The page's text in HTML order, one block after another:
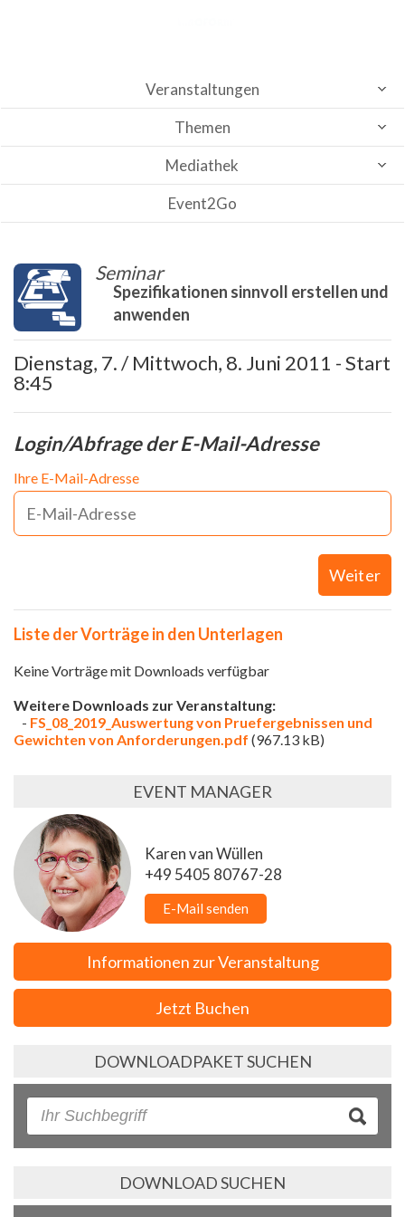
Veranstaltungen
Themen
Mediathek
Event2Go
Seminar
Spezifikationen sinnvoll erstellen und
anwenden
Dienstag, 7. / Mittwoch, 8. Juni 2011 - Start
8:45
Login/Abfrage der E-Mail-Adresse
Ihre E-Mail-Adresse
Weiter
Liste der Vorträge in den Unterlagen
Keine Vorträge mit Downloads verfügbar
Weitere Downloads zur Veranstaltung:
- FS_08_2019_Auswertung von Pruefergebnissen und
Gewichten von Anforderungen.pdf (967.13 kB)
EVENT MANAGER
Karen van Wüllen
+49 5405 80767-28
E-Mail senden
Informationen zur Veranstaltung
Jetzt Buchen
DOWNLOADPAKET SUCHEN
DOWNLOAD SUCHEN